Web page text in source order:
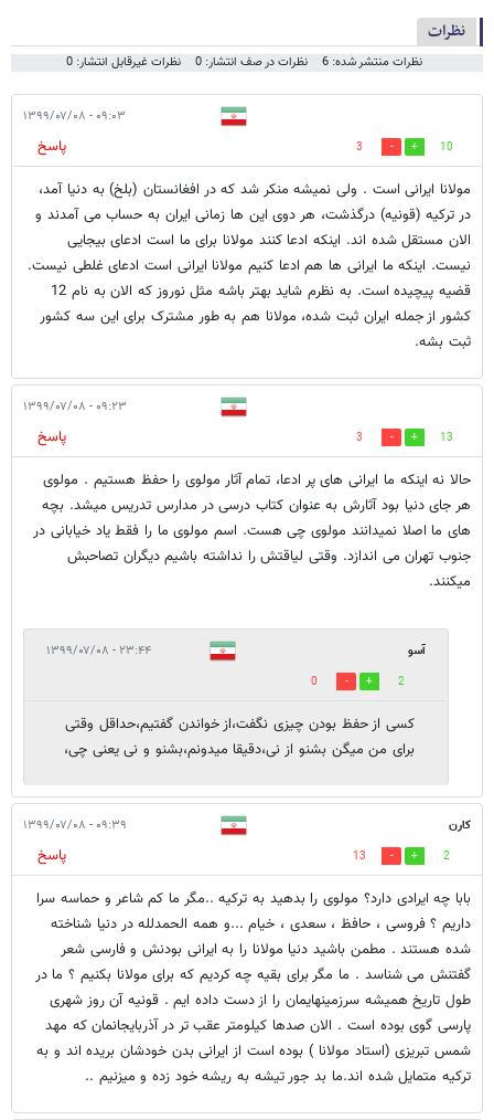
نظرات
نظرات منتشر شده: 6 نظرات در صف انتشار: 0 نظرات غیرقابل انتشار: 0
۰۹:۰۳ - ۱۳۹۹/۰۷/۰۸
10
3
پاسخ
مولانا ایرانی است . ولی نمیشه منکر شد که در افغانستان (بلخ) به دنیا آمد،
در ترکیه (قونیه) درگذشت، هر دوی این ها زمانی ایران به حساب می آمدند و
الان مستقل شده اند. اینکه ادعا کنند مولانا برای ما است ادعای بیجایی
نیست. اینکه ما ایرانی ها هم ادعا کنیم مولانا ایرانی است ادعای غلطی نیست.
قضیه پیچیده است. به نظرم شاید بهتر باشه مثل نوروز که الان به نام 12
کشور از جمله ایران ثبت شده، مولانا هم به طور مشترک برای این سه کشور
ثبت بشه.
۰۹:۲۳ - ۱۳۹۹/۰۷/۰۸
13
3
پاسخ
حالا نه اینکه ما ایرانی های پر ادعا، تمام آثار مولوی را حفظ هستیم . مولوی
هر جای دنیا بود آثارش به عنوان کتاب درسی در مدارس تدریس میشد. بچه
های ما اصلا نمیدانند مولوی چی هست. اسم مولوی ما را فقط یاد خیابانی در
جنوب تهران می اندازد. وقتی لیاقتش را نداشته باشیم دیگران تصاحبش
میکنند.
آسو ۲۳:۴۴ - ۱۳۹۹/۰۷/۰۸
2
0
کسی از حفظ بودن چیزی نگفت،از خواندن گفتیم،حداقل وقتی
برای من میگن بشنو از نی،دقیقا میدونم،بشنو و نی یعنی چی،
کارن ۰۹:۳۹ - ۱۳۹۹/۰۷/۰۸
2
13
پاسخ
بابا چه ایرادی دارد؟ مولوی را بدهید به ترکیه ..مگر ما کم شاعر و حماسه سرا
داریم ؟ فروسی ، حافظ ، سعدی ، خیام ...و همه الحمدلله در دنیا شناخته
شده هستند . مطمن باشید دنیا مولانا را به ایرانی بودنش و فارسی شعر
گفتنش می شناسد . ما مگر برای بقیه چه کردیم که برای مولانا بکنیم ؟ ما در
طول تاریخ همیشه سرزمینهایمان را از دست داده ایم . قونیه آن روز شهری
پارسی گوی بوده است . الان صدها کیلومتر عقب تر در آذربایجانمان که مهد
شمس تبریزی (استاد مولانا ) بوده است از ایرانی بدن خودشان بریده اند و به
ترکیه متمایل شده اند.ما بد جور تیشه به ریشه خود زده و میزنیم ..